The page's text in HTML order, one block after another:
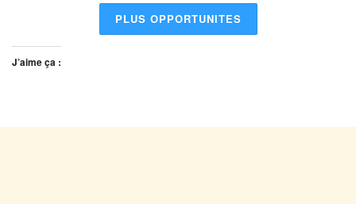
PLUS OPPORTUNITES
J’aime ça :